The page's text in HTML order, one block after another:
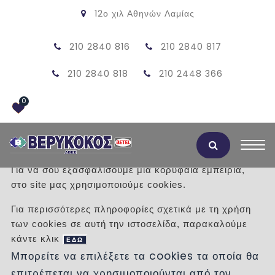
12ο χιλ Αθηνών Λαμίας
210 2840 816 210 2840 817
210 2840 818 210 2448 366
0
ΟΙ ΣΥΝΕΡΓΑΤΕΣ ΜΑΣ
Η εταιρεία ΒΕΡΥΚΟΚΟΣ ΑΒΕΕ ,από το 1987,οπότε και
ιδρύθηκε ,έχει διανύσει μια μεγάλη απόσταση μέχρι και
σήμερα ,όπου αποτελεί μια δυναμική παρουσία στον
κλάδο της οικοδομής και γενικά των έργων ,δημοσίων και
Αποδοχή Cookies
Για να σου εξασφαλίσουμε μια κορυφαία εμπειρία,
στο site μας χρησιμοποιούμε cookies.
Για περισσότερες πληροφορίες σχετικά με τη χρήση
των cookies σε αυτή την ιστοσελίδα, παρακαλούμε
κάντε κλικ
ΕΔΩ
Μπορείτε να επιλέξετε τα cookies τα οποία θα